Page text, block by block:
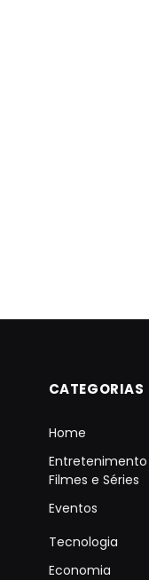
CATEGORIAS
Home
Entretenimento
Filmes e Séries
Eventos
Tecnologia
Economia